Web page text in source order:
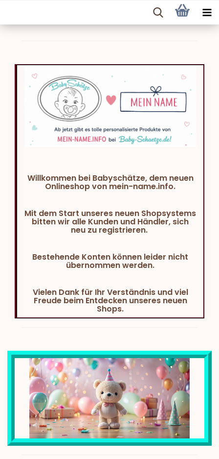
Willkommen bei Babyschätze, dem neuen
Onlineshop von mein-name.info.
Mit dem Start unseres neuen Shopsystems
bitten wir alle Kunden und Händler, sich
neu zu registrieren.
Bestehende Konten können leider nicht
übernommen werden.
Vielen Dank für Ihr Verständnis und viel
Freude beim Entdecken unseres neuen
Shops.